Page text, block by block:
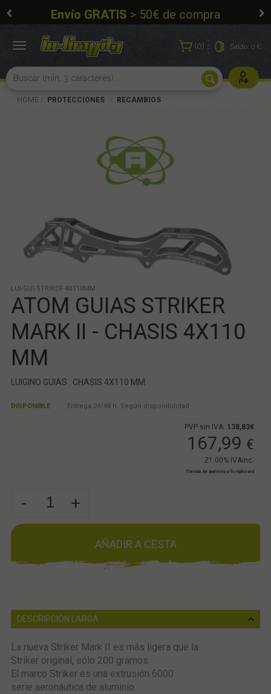
Envío GRATIS > 50€ de compra
0 Saldo:0 €
Usuarios
Toggle
HOME PROTECCIONES RECAMBIOS
LUI-GUI-STRIKER-4X110MM
ATOM GUIAS STRIKER
MARK II - CHASIS 4X110
MM
LUIGINO GUIAS . CHASIS 4X110 MM
DISPONIBLE Entrega 24/48 h. Según disponibilidad.
PVP sin IVA: 138,83€
167,99 €
21.00% IVAinc.
Tienda de patines y longboard
- +
AÑADIR A CESTA
DESCRIPCIÓN LARGA
La nueva Striker Mark II es más ligera que la
Striker original, sólo 200 gramos.
El marco Striker es una extrusión 6000
serie aeronáutica de aluminio